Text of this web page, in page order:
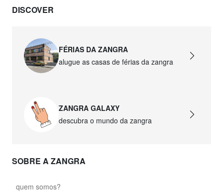
DISCOVER
FÉRIAS DA ZANGRA
alugue as casas de férias da zangra
ZANGRA GALAXY
descubra o mundo da zangra
SOBRE A ZANGRA
quem somos?